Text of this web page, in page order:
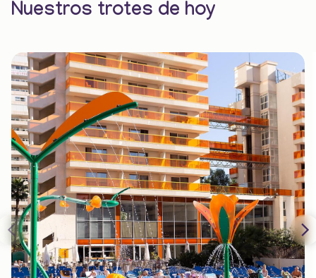
Nuestros trotes de hoy